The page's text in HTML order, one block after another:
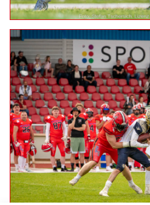
07.06.2026: Marburg
Golden